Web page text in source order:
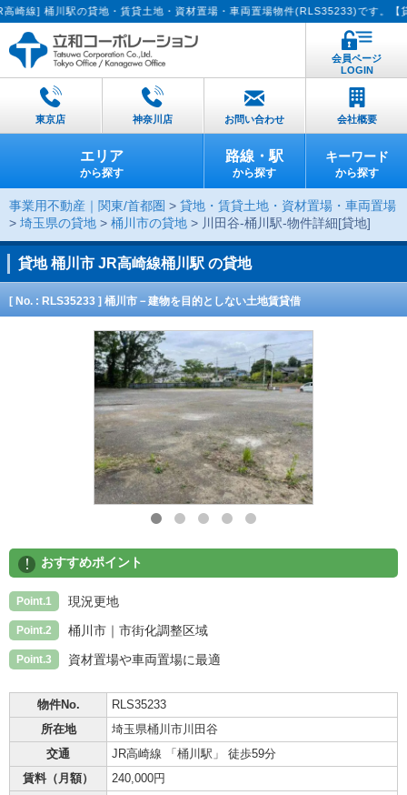
川駅の貸地・賃貸土地・資材置場・車両置場物件(RLS35233)です。【貸した
会員ページ
LOGIN
東京店 神奈川店 お問い合わせ 会社概要
エリア
から探す
路線・駅
から探す
キーワード
から探す
事業用不動産｜関東/首都圏 > 貸地・賃貸土地・資材置場・車両置場
> 埼玉県の貸地 > 桶川市の貸地 > 川田谷-桶川駅-物件詳細[貸地]
貸地桶川市 JR高崎線桶川駅 の貸地
[ No. : RLS35233 ] 桶川市－建物を目的としない土地賃貸借
! おすすめポイント
Point.1 現況更地
Point.2 桶川市｜市街化調整区域
Point.3 資材置場や車両置場に最適
物件No.
RLS35233
所在地
埼玉県桶川市川田谷
交通
JR高崎線 「桶川駅」 徒歩59分
賃料（月額）
240,000円